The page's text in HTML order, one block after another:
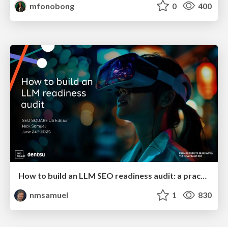
mfonobong
0 400
How to build an LLM SEO readiness audit: a practical framework
nmsamuel
1 830